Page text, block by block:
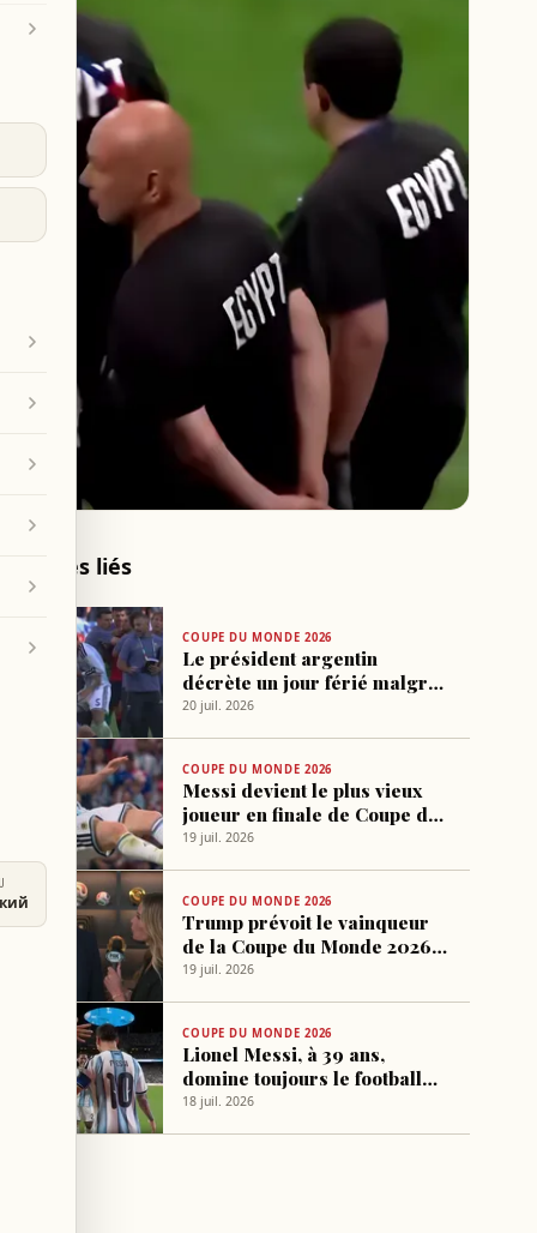
Articles liés
COUPE DU MONDE 2026
Le président argentin
décrète un jour férié malgré
la défaite en finale de la
20 juil. 2026
COUPE DU MONDE 2026
Messi devient le plus vieux
joueur en finale de Coupe du
Monde à 39 ans
19 juil. 2026
COUPE DU MONDE 2026
Trump prévoit le vainqueur
de la Coupe du Monde 2026
et désigne les trois meilleurs
19 juil. 2026
COUPE DU MONDE 2026
Lionel Messi, à 39 ans,
domine toujours le football
mondial et mène l'Argentine
18 juil. 2026